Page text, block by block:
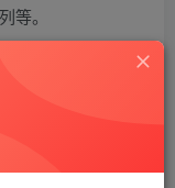
等。